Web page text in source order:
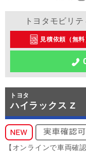
トヨタモビリ
見積依頼（無料
トヨタ
ハイラックス Z
【オンラインで車両